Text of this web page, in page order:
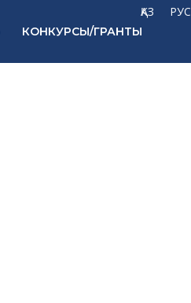
ҚАЗ РУС
КОНКУРСЫ/ГРАНТЫ